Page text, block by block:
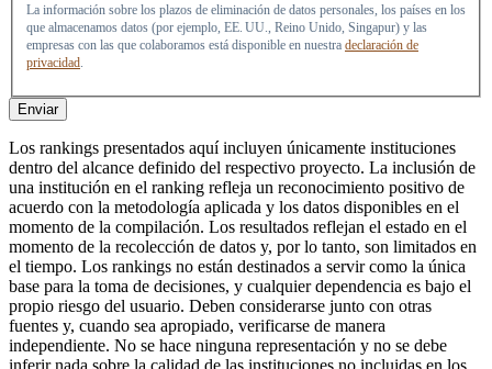
La información sobre los plazos de eliminación de datos personales, los países en los
que almacenamos datos (por ejemplo, EE. UU., Reino Unido, Singapur) y las
empresas con las que colaboramos está disponible en nuestra declaración de
privacidad.
Enviar
Los rankings presentados aquí incluyen únicamente instituciones
dentro del alcance definido del respectivo proyecto. La inclusión de
una institución en el ranking refleja un reconocimiento positivo de
acuerdo con la metodología aplicada y los datos disponibles en el
momento de la compilación. Los resultados reflejan el estado en el
momento de la recolección de datos y, por lo tanto, son limitados en
el tiempo. Los rankings no están destinados a servir como la única
base para la toma de decisiones, y cualquier dependencia es bajo el
propio riesgo del usuario. Deben considerarse junto con otras
fuentes y, cuando sea apropiado, verificarse de manera
independiente. No se hace ninguna representación y no se debe